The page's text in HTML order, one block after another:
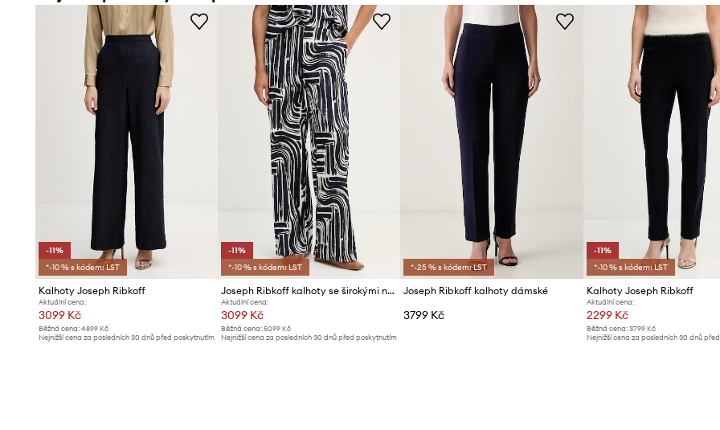
-11%
*-10 % s kódem: LST
Kalhoty Joseph Ribkoff
Aktuální cena:
3099 Kč
Běžná cena: 4899 Kč
Nejnižší cena za posledních 30 dnů před poskytnutím
-11%
*-10 % s kódem: LST
Joseph Ribkoff kalhoty se širokými nohavicemi dámské
Aktuální cena:
3099 Kč
Běžná cena:5099 Kč
Nejnižší cena za posledních 30 dnů před poskytnutím
*-25 % s kódem: LST
Joseph Ribkoff kalhoty dámské
3799 Kč
-11%
*-10 % s kódem: LST
Kalhoty Joseph Ribkoff
Aktuální cena:
2299 Kč
Běžná cena: 3799 Kč
Nejnižší cena za posledních 30 dnů